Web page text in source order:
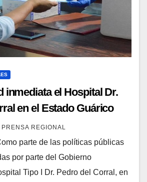
inmediata el Hospital Dr.
en el Estado Guárico
PRENSA REGIONAL
parte de las políticas públicas
por parte del Gobierno
Tipo I Dr. Pedro del Corral, en